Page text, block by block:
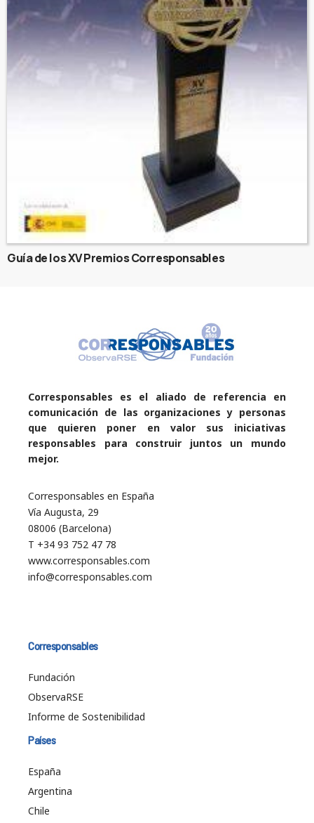
Guía de los XV Premios Corresponsables
Corresponsables es el aliado de referencia en
comunicación de las organizaciones y personas
que quieren poner en valor sus iniciativas
responsables para construir juntos un mundo
mejor.
Corresponsables en España
Vía Augusta, 29
08006 (Barcelona)
T +34 93 752 47 78
www.corresponsables.com
info@corresponsables.com
Corresponsables
Fundación
ObservaRSE
Informe de Sostenibilidad
Países
España
Argentina
Chile